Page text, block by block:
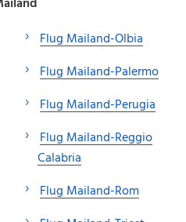
Flug Mailand-Olbia
Flug Mailand-Palermo
Flug Mailand-Perugia
Flug Mailand-Reggio
Calabria
Flug Mailand-Rom